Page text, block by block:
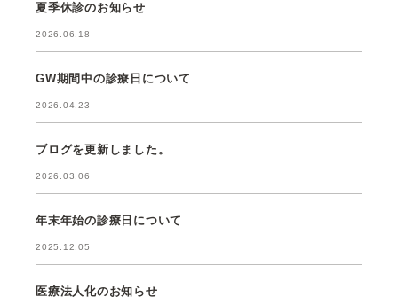
夏季休診のお知らせ
2026.06.18
GW期間中の診療日について
2026.04.23
ブログを更新しました。
2026.03.06
年末年始の診療日について
2025.12.05
医療法人化のお知らせ